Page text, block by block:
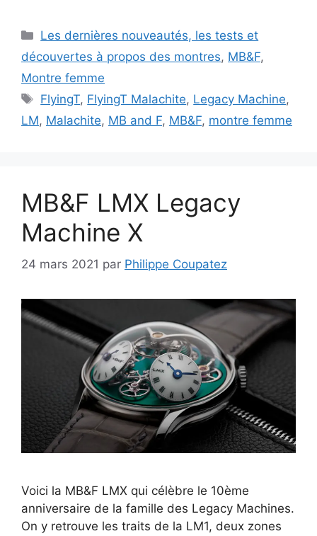
Catégories
Les dernières nouveautés, les tests et
découvertes à propos des montres, MB&F,
Montre femme
Étiquettes
FlyingT, FlyingT Malachite, Legacy Machine,
LM, Malachite, MB and F, MB&F, montre femme
MB&F LMX Legacy
Machine X
24 mars 2021 par Philippe Coupatez
Voici la MB&F LMX qui célèbre le 10ème
anniversaire de la famille des Legacy Machines.
On y retrouve les traits de la LM1, deux zones